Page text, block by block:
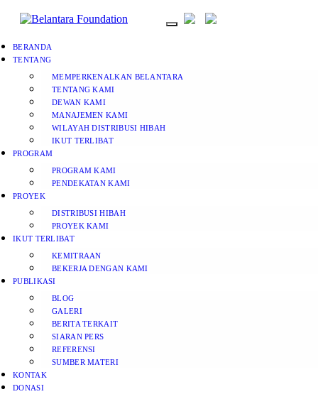
BERANDA
TENTANG
MEMPERKENALKAN BELANTARA
TENTANG KAMI
DEWAN KAMI
MANAJEMEN KAMI
WILAYAH DISTRIBUSI HIBAH
IKUT TERLIBAT
PROGRAM
PROGRAM KAMI
PENDEKATAN KAMI
PROYEK
DISTRIBUSI HIBAH
PROYEK KAMI
IKUT TERLIBAT
KEMITRAAN
BEKERJA DENGAN KAMI
PUBLIKASI
BLOG
GALERI
BERITA TERKAIT
SIARAN PERS
REFERENSI
SUMBER MATERI
KONTAK
DONASI